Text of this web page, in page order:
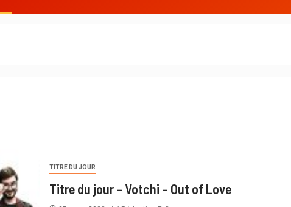
TITRE DU JOUR
Titre du jour – Votchi – Out of Love